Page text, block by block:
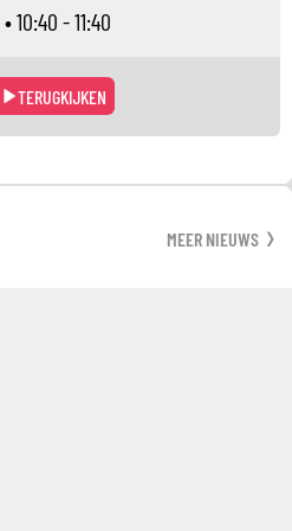
• 10:40 - 11:40
TERUGKIJKEN
MEER NIEUWS